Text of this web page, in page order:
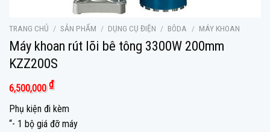
TRANG CHỦ / SẢN PHẨM / DỤNG CỤ ĐIỆN / BÔDA / MÁY KHOAN
Máy khoan rút lõi bê tông 3300W 200mm
KZZ200S
6,500,000₫
Phụ kiện đi kèm
“- 1 bộ giá đỡ máy